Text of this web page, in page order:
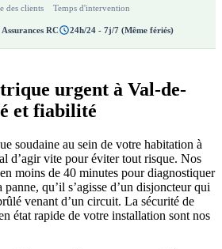
des clients Temps d'intervention
RC 24h/24 - 7j/7 (Même fériés)
urgent à Val-de-
et fiabilité
soudaine au sein de votre habitation à
d’agir vite pour éviter tout risque. Nos
moins de 40 minutes pour diagnostiquer
qu’il s’agisse d’un disjoncteur qui
venant d’un circuit. La sécurité de
état rapide de votre installation sont nos